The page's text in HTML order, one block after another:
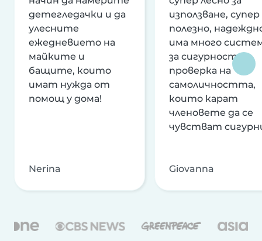
детегледачки и да
улесните
ежедневието на
майките и
бащите, които
имат нужда от
помощ у дома!
Nerina
използване, супер
полезно,
има много
за сигурност и
проверка на
самоличността,
които карат
членовете да се
чувстват
Giovanna